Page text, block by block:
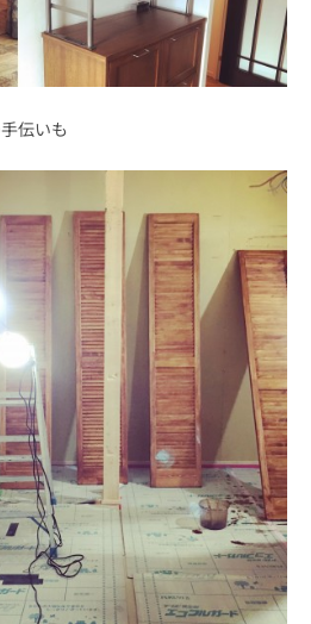
伝いも